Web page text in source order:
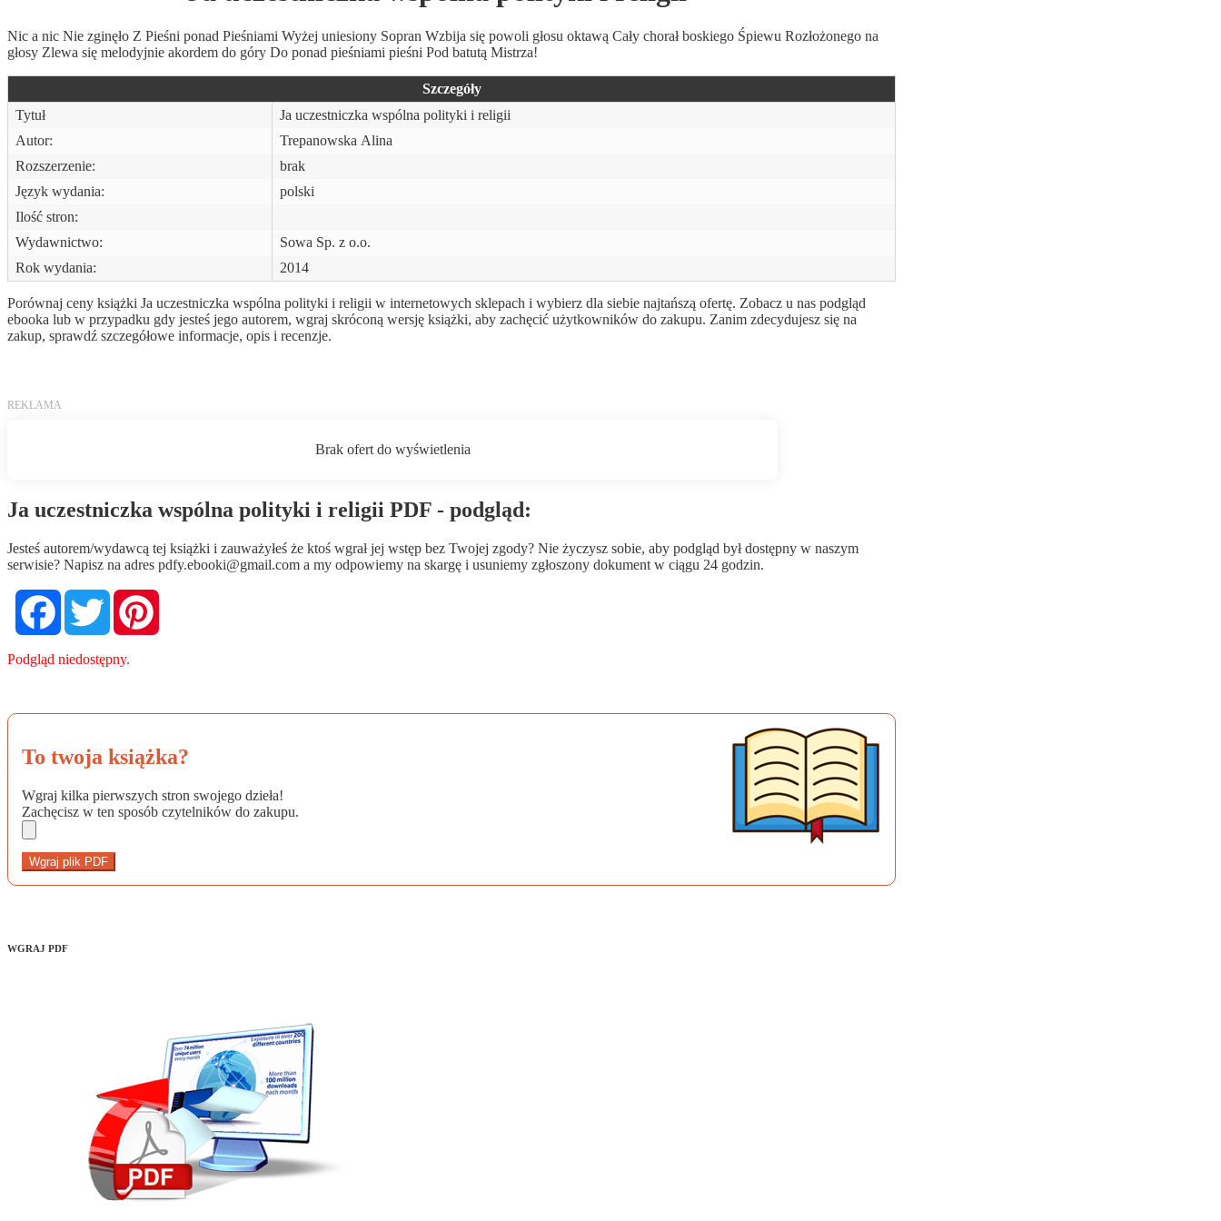
Nic a nic Nie zginęło Z Pieśni ponad Pieśniami Wyżej uniesiony Sopran Wzbija się powoli głosu oktawą Cały chorał boskiego Śpiewu Rozłożonego na
głosy Zlewa się melodyjnie akordem do góry Do ponad pieśniami pieśni Pod batutą Mistrza!
Szczegóły
Tytuł
Ja uczestniczka wspólna polityki i religii
Autor:
Trepanowska Alina
Rozszerzenie:
brak
Język wydania:
polski
Ilość stron:
Wydawnictwo:
Sowa Sp. z o.o.
Rok wydania:
2014
Porównaj ceny książki Ja uczestniczka wspólna polityki i religii w internetowych sklepach i wybierz dla siebie najtańszą ofertę. Zobacz u nas podgląd
ebooka lub w przypadku gdy jesteś jego autorem, wgraj skróconą wersję książki, aby zachęcić użytkowników do zakupu. Zanim zdecydujesz się na
zakup, sprawdź szczegółowe informacje, opis i recenzje.
Ja uczestniczka wspólna polityki i religii PDF - podgląd:
Jesteś autorem/wydawcą tej książki i zauważyłeś że ktoś wgrał jej wstęp bez Twojej zgody? Nie życzysz sobie, aby podgląd był dostępny w naszym
serwisie? Napisz na adres pdfy.ebooki@gmail.com a my odpowiemy na skargę i usuniemy zgłoszony dokument w ciągu 24 godzin.
FacebookTwitter
Podgląd niedostępny.
To twoja książka?
Wgraj kilka pierwszych stron swojego dzieła!
Zachęcisz w ten sposób czytelników do zakupu.
Wgraj plik PDF
WGRAJ PDF